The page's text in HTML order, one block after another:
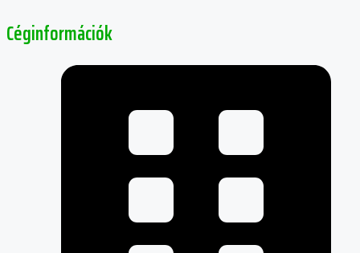
Céginformációk